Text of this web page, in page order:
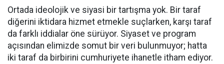
Ortada ideolojik ve siyasi bir tartışma yok. Bir taraf
diğerini iktidara hizmet etmekle suçlarken, karşı taraf
da farklı iddialar öne sürüyor. Siyaset ve program
açısından elimizde somut bir veri bulunmuyor; hatta
iki taraf da birbirini cumhuriyete ihanetle itham ediyor.